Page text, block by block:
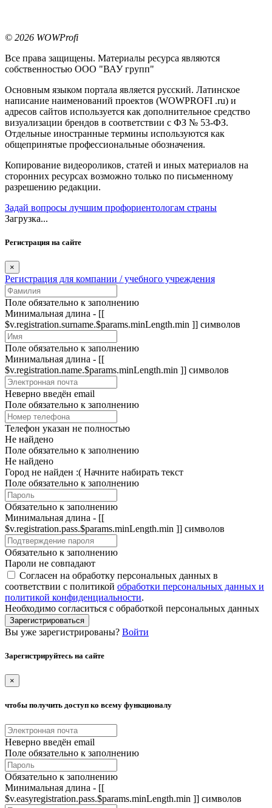
© 2026 WOWProfi
Все права защищены. Материалы ресурса являются
собственностью ООО "ВАУ групп"
Основным языком портала является русский. Латинское
написание наименований проектов (WOWPROFI .ru) и
адресов сайтов используется как дополнительное средство
визуализации брендов в соответствии с ФЗ № 53-ФЗ.
Отдельные иностранные термины используются как
общепринятые профессиональные обозначения.
Копирование видеороликов, статей и иных материалов на
сторонних ресурсах возможно только по письменному
разрешению редакции.
Задай вопросы лучшим профориентологам страны
Загрузка...
Регистрация на сайте
×
Регистрация для компании / учебного учреждения
Поле обязательно к заполнению
Минимальная длина - [[
$v.registration.surname.$params.minLength.min ]] символов
Поле обязательно к заполнению
Минимальная длина - [[
$v.registration.name.$params.minLength.min ]] символов
Неверно введён email
Поле обязательно к заполнению
Телефон указан не полностью
Не найдено
Поле обязательно к заполнению
Не найдено
Город не найден :( Начните набирать текст
Поле обязательно к заполнению
Обязательно к заполнению
Минимальная длина - [[
$v.registration.pass.$params.minLength.min ]] символов
Обязательно к заполнению
Пароли не совпадают
Согласен на обработку персональных данных в
соответствии с политикой обработки персональных данных и
политикой конфиденциальности.
Необходимо согласиться с обработкой персональных данных
Зарегистрироваться
Вы уже зарегистрированы? Войти
Зарегистрируйтесь на сайте
×
чтобы получить доступ ко всему функционалу
Неверно введён email
Поле обязательно к заполнению
Обязательно к заполнению
Минимальная длина - [[
$v.easyregistration.pass.$params.minLength.min ]] символов